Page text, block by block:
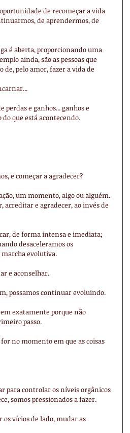
de recomeçar a vida
de aprendermos, de
é aberta, proporcionando uma
ainda, são as pessoas que
de, pelo amor, fazer a vida de
perdas e ganhos... ganhos e
do que está acontecendo.
e começar a agradecer?
um momento, algo ou alguém.
acreditar e agradecer, ao invés de
de forma intensa e imediata;
desaceleramos os
evolutiva.
e aconselhar.
possamos continuar evoluindo.
exatamente porque não
passo.
no momento em que as coisas
para controlar os níveis orgânicos
somos pressionados a fazer.
vícios de lado, mudar as